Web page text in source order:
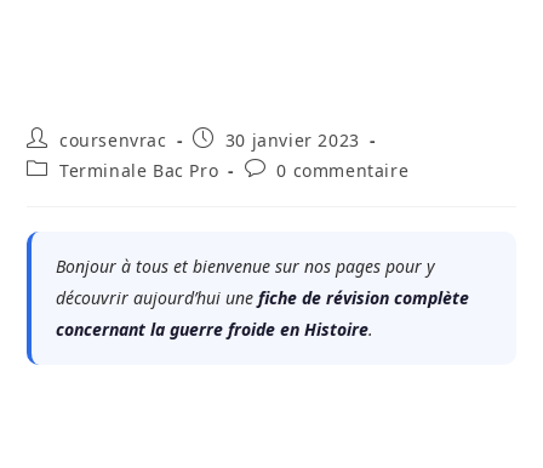
Auteur/autrice
de
la
coursenvrac
Publication
publiée :
30 janvier 2023
PostTerminale Bac Pro
Commentaires
0 commentaire
Bonjour à tous et bienvenue sur nos pages pour y
découvrir aujourd’hui unefiche de révision complète
concernant la guerre froide en Histoire.